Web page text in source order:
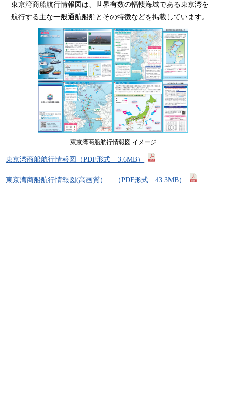
東京湾商船航行情報図は、世界有数の輻輳海域である東京湾を
航行する主な一般通航船舶とその特徴などを掲載しています。
東京湾商船航行情報図 イメージ
東京湾商船航行情報図（PDF形式 3.6MB）
東京湾商船航行情報図(高画質） （PDF形式 43.3MB）